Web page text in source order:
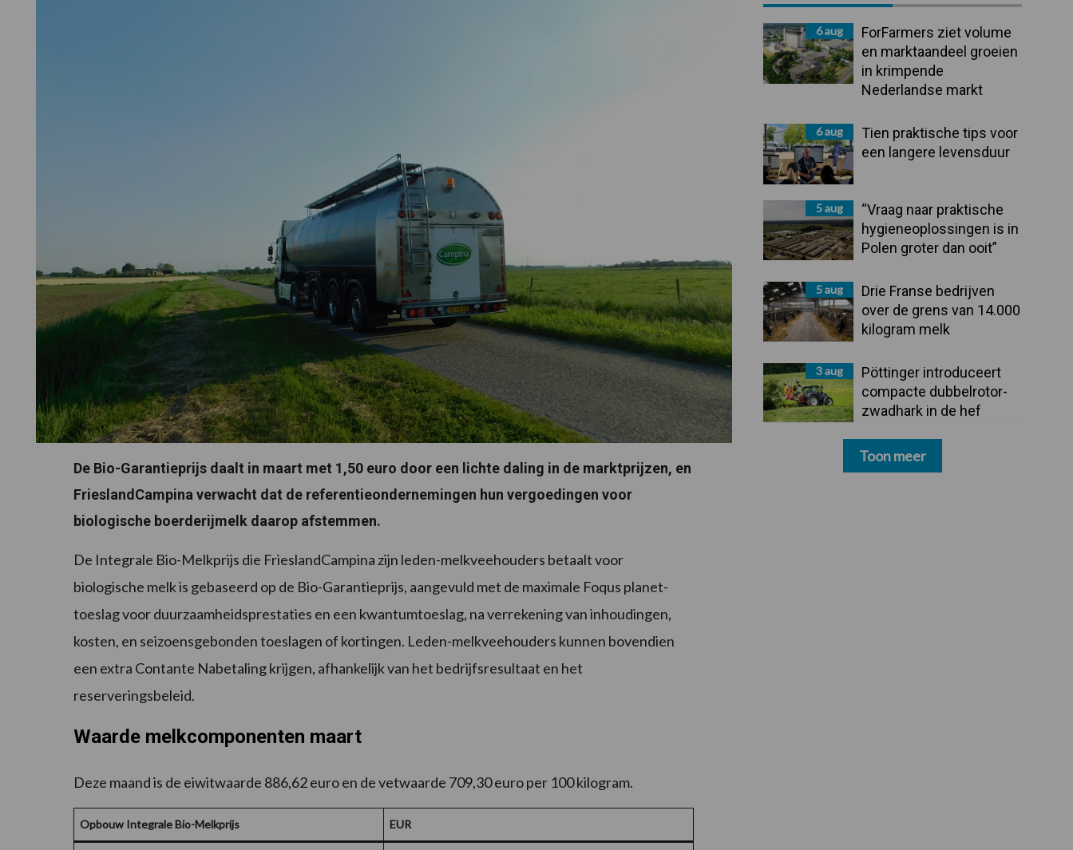
De Bio-Garantieprijs daalt in maart met 1,50 euro door een lichte daling in de marktprijzen, en
FrieslandCampina verwacht dat de referentieondernemingen hun vergoedingen voor
biologische boerderijmelk daarop afstemmen.
De Integrale Bio-Melkprijs die FrieslandCampina zijn leden-melkveehouders betaalt voor
biologische melk is gebaseerd op de Bio-Garantieprijs, aangevuld met de maximale Foqus planet-
toeslag voor duurzaamheidsprestaties en een kwantumtoeslag, na verrekening van inhoudingen,
kosten, en seizoensgebonden toeslagen of kortingen. Leden-melkveehouders kunnen bovendien
een extra Contante Nabetaling krijgen, afhankelijk van het bedrijfsresultaat en het
reserveringsbeleid.
Waarde melkcomponenten maart
Deze maand is de eiwitwaarde 886,62 euro en de vetwaarde 709,30 euro per 100 kilogram.
Opbouw Integrale Bio-Melkprijs EUR
Sidebar6 aug
ForFarmers ziet volume
en marktaandeel groeien
in krimpende
Nederlandse markt
6 aug
Tien praktische tips voor
een langere levensduur
5 aug
“Vraag naar praktische
hygieneoplossingen is in
Polen groter dan ooit”
5 aug
Drie Franse bedrijven
over de grens van 14.000
kilogram melk
3 aug
Pöttinger introduceert
compacte dubbelrotor-
zwadhark in de hef
Toon meer